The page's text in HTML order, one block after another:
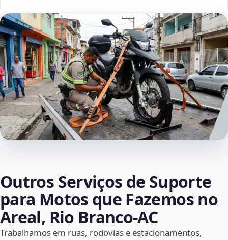
Outros Serviços de Suporte
para Motos que Fazemos no
Areal, Rio Branco‑AC
Trabalhamos em ruas, rodovias e estacionamentos,